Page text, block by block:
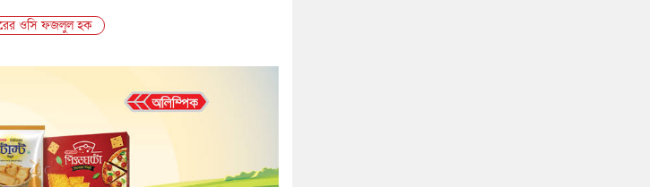
ওসি ফজলুল হক